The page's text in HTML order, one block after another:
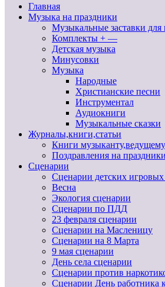
Главная
Музыка на праздники
Музыкальные заставки для
Комплекты + —
Детская музыка
Минусовки
Музыка
Народные
Христианские песни
Инструментал
Аудиокниги
Музыкальные сказки
Журналы,книги,статьи
Книги музыканту,ведущему
Поздравления на праздники
Сценарии
Сценарии детских
Весна
Экология сценарии
Сценарии по ПДД
23 февраля сценарии
Сценарии на Масленицу
Сценарии на 8 Марта
9 мая сценарии
День села сценарии
Сценарии против
Сценарии День работника